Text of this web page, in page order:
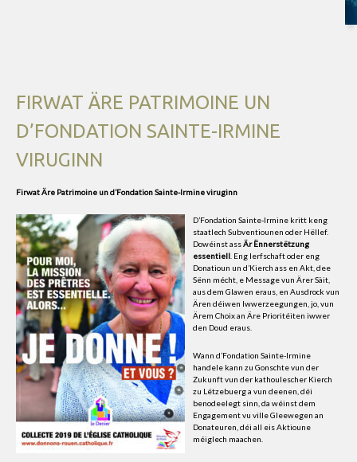
FIRWAT ÄRE PATRIMOINE UN
D’FONDATION SAINTE-IRMINE
VIRUGINN
Firwat Äre Patrimoine un d’Fondation Sainte-Irmine viruginn
D’Fondation Sainte-Irmine kritt keng
staatlech Subventiounen oder Hëllef.
Dowéinst assÄr Ënnerstëtzung
essentiell . Eng Ierfschaft oder eng
Donatioun un d’Kierch ass en Akt, dee
Sënn mécht, e Message vun Ärer Säit,
aus dem Glawen eraus, en Ausdrock vun
Ären déiwen Iwwerzeegungen, jo, vun
Ärem Choix an Äre Prioritéiten iwwer
den Doud eraus.
Wann d’Fondation Sainte-Irmine
handele kann zu Gonschte vun der
Zukunft vun der kathoulescher Kierch
zu Lëtzebuerg a vun deenen, déi
benodeelegt sinn, da wéinst dem
Engagement vu ville Gleewegen an
Donateuren, déi all eis Aktioune
méiglech maachen.